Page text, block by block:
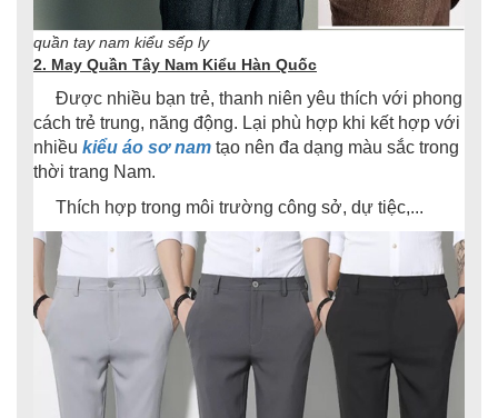
quần tay nam kiểu sếp ly
2. May Quần Tây Nam Kiểu Hàn Quốc
Được nhiều bạn trẻ, thanh niên yêu thích với phong
cách trẻ trung, năng động. Lại phù hợp khi kết hợp với
nhiều kiểu áo sơ nam tạo nên đa dạng màu sắc trong
thời trang Nam.
Thích hợp trong môi trường công sở, dự tiệc,...